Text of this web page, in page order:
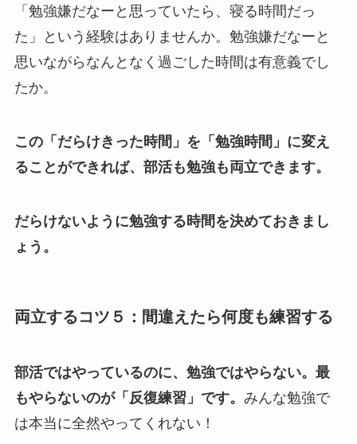
「勉強嫌だなーと思っていたら、寝る時間だっ
た」という経験はありませんか。勉強嫌だなーと
思いながらなんとなく過ごした時間は有意義でし
たか。
この「だらけきった時間」を「勉強時間」に変え
ることができれば、部活も勉強も両立できます。
だらけないように勉強する時間を決めておきまし
ょう。
両立するコツ５：間違えたら何度も練習する
部活ではやっているのに、勉強ではやらない。最
もやらないのが「反復練習」です。 みんな勉強で
は本当に全然やってくれない！